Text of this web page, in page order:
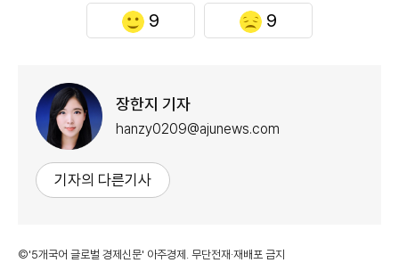
9 9
장한지 기자
hanzy0209@ajunews.com
기자의 다른기사
©'5개국어 글로벌 경제신문' 아주경제. 무단전재·재배포 금지